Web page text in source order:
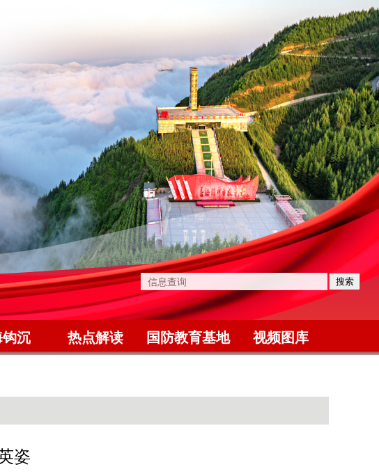
钩沉 热点解读 国防教育基地 视频图库
姿